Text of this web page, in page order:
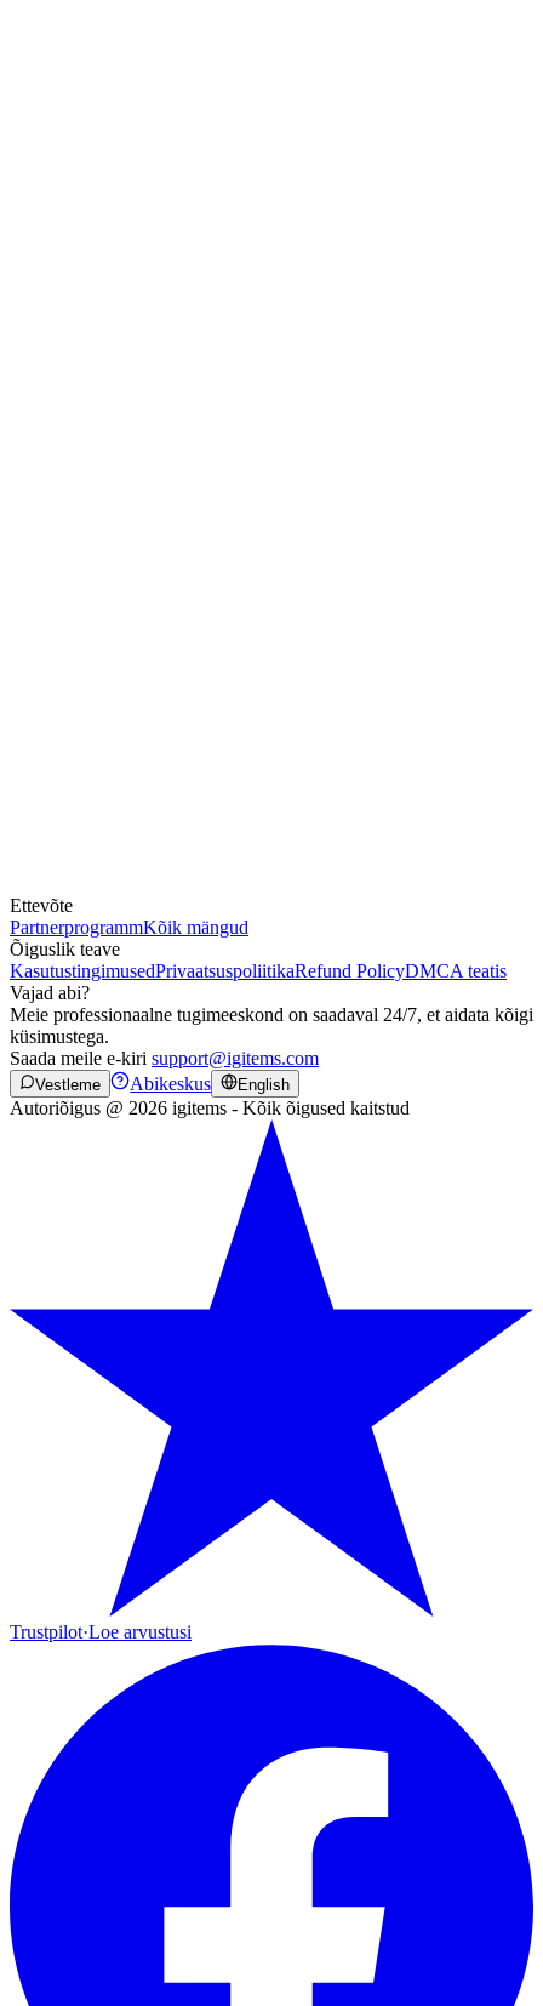
Ettevõte
PartnerprogrammKõik mängud
Õiguslik teave
KasutustingimusedPrivaatsuspoliitikaRefund PolicyDMCA teatis
Vajad abi?
Meie professionaalne tugimeeskond on saadaval 24/7, et aidata kõigi
küsimustega.
Saada meile e-kiri support@igitems.com
Vestleme Abikeskus English
Autoriõigus @ 2026 igitems - Kõik õigused kaitstud
Trustpilot·Loe arvustusi